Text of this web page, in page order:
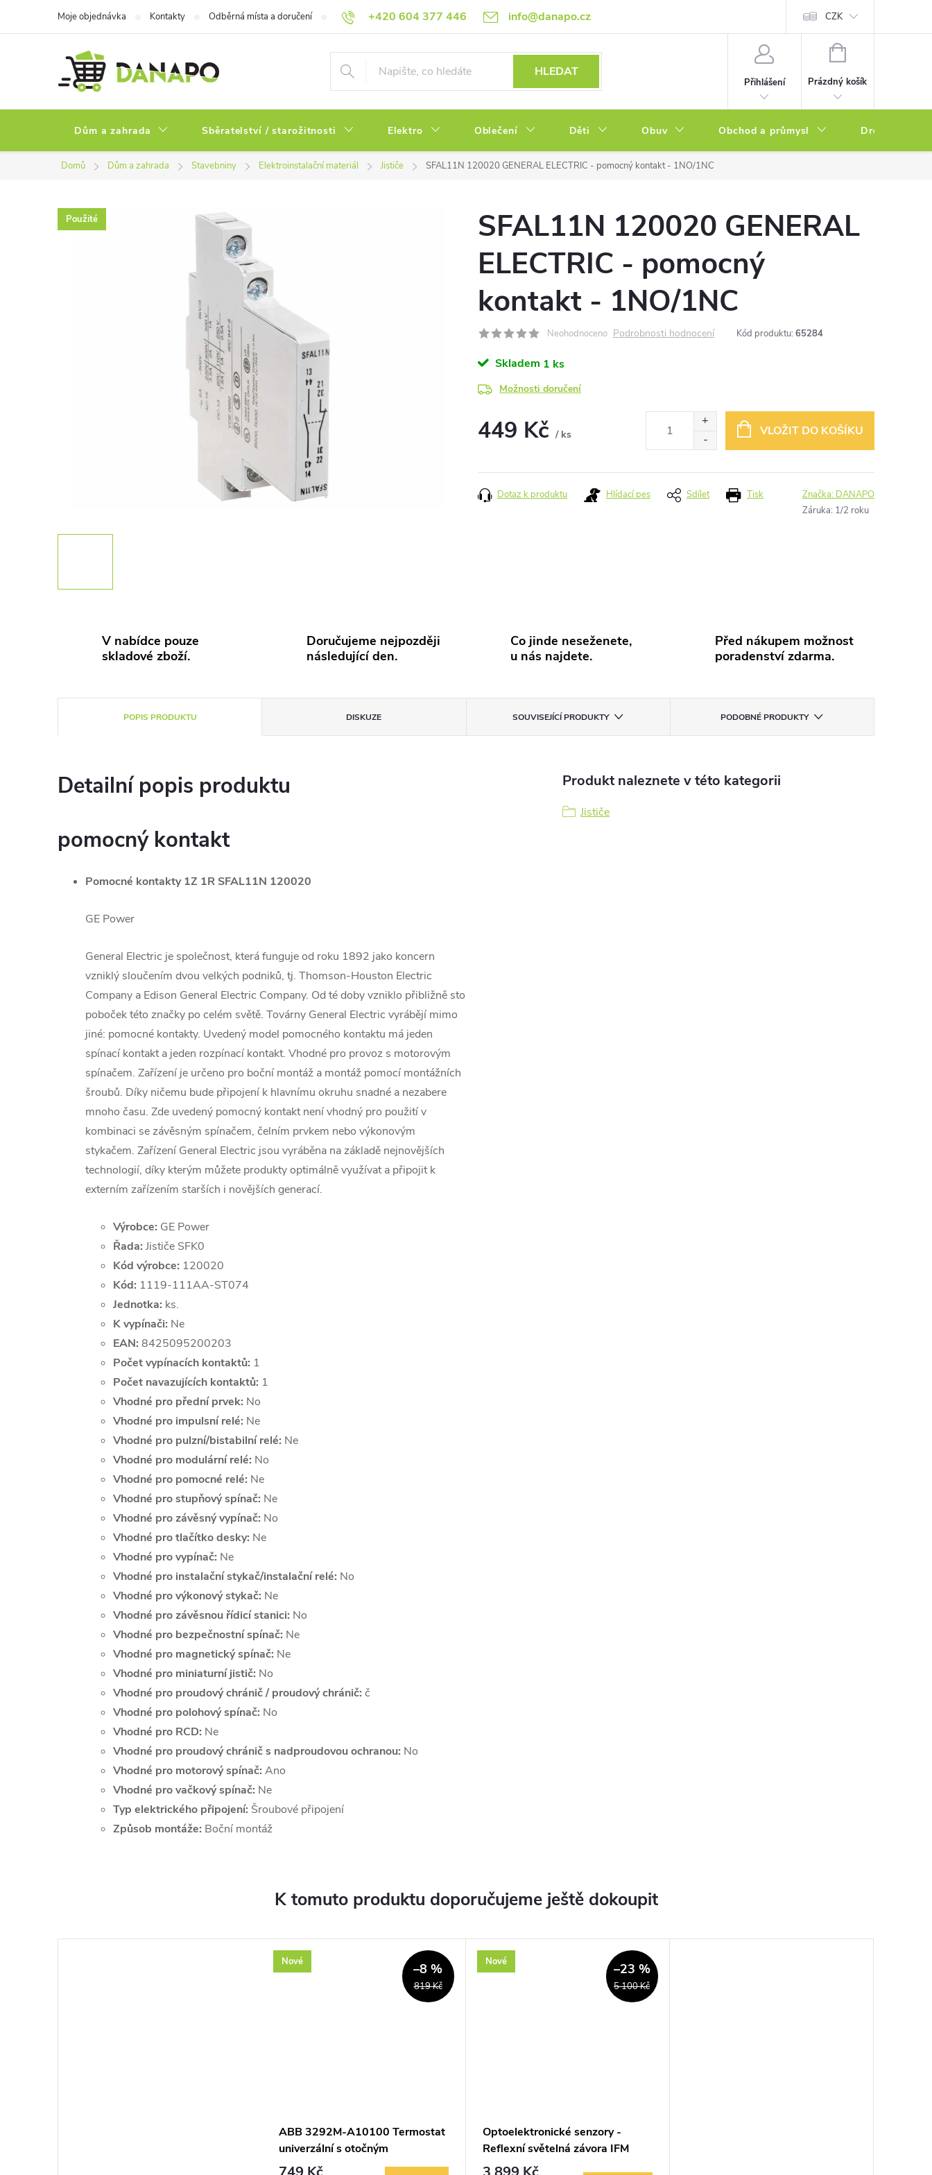
+420 604 377 446 info@danapo.cz
Moje objednávka Kontakty Odběrná místa a doručení Hodnocení obchodu Obchodní podmínky Reklamace a výměna zboží Podmínky ochrany osobních údajů Soubory cookies
CZK
HLEDAT
Přihlášení
NÁKUPNÍ
Prázdný košík
Dům a zahrada Sběratelství / starožitnosti Elektro Oblečení Děti Obuv Obchod a průmysl Drogerie
Domů Dům a zahrada Stavebniny Elektroinstalační materiál Jističe SFAL11N 120020 GENERAL ELECTRIC - pomocný kontakt - 1NO/1NC
Použité
SFAL11N 120020 GENERAL
ELECTRIC - pomocný
kontakt - 1NO/1NC
Neohodnoceno Podrobnosti hodnocení Kód produktu: 65284
Skladem 1 ks
Možnosti doručení
449 Kč / ks
VLOŽIT DO KOŠÍKU
Tisk
Dotaz k produktu Hlídací pes Sdílet Značka: DANAPO
Záruka: 1/2 roku
V nabídce pouze
skladové zboží.
Doručujeme nejpozději
následující den.
Co jinde neseženete,
u nás najdete.
Před nákupem možnost
poradenství zdarma.
POPIS PRODUKTU DISKUZE SOUVISEJÍCÍ PRODUKTY PODOBNÉ PRODUKTY
Detailní popis produktu
pomocný kontakt
Pomocné kontakty 1Z 1R SFAL11N 120020
GE Power
General Electric je společnost, která funguje od roku 1892 jako koncern
vzniklý sloučením dvou velkých podniků, tj. Thomson-Houston Electric
Company a Edison General Electric Company. Od té doby vzniklo přibližně sto
poboček této značky po celém světě. Továrny General Electric vyrábějí mimo
jiné: pomocné kontakty. Uvedený model pomocného kontaktu má jeden
spínací kontakt a jeden rozpínací kontakt. Vhodné pro provoz s motorovým
spínačem. Zařízení je určeno pro boční montáž a montáž pomocí montážních
šroubů. Díky ničemu bude připojení k hlavnímu okruhu snadné a nezabere
mnoho času. Zde uvedený pomocný kontakt není vhodný pro použití v
kombinaci se závěsným spínačem, čelním prvkem nebo výkonovým
stykačem. Zařízení General Electric jsou vyráběna na základě nejnovějších
technologií, díky kterým můžete produkty optimálně využívat a připojit k
externím zařízením starších i novějších generací.
Výrobce: GE Power
Řada: Jističe SFK0
Kód výrobce: 120020
Kód: 1119-111AA-ST074
Jednotka: ks.
K vypínači: Ne
EAN: 8425095200203
Počet vypínacích kontaktů: 1
Počet navazujících kontaktů: 1
Vhodné pro přední prvek: No
Vhodné pro impulsní relé: Ne
Vhodné pro pulzní/bistabilní relé: Ne
Vhodné pro modulární relé: No
Vhodné pro pomocné relé: Ne
Vhodné pro stupňový spínač: Ne
Vhodné pro závěsný vypínač: No
Vhodné pro tlačítko desky: Ne
Vhodné pro vypínač: Ne
Vhodné pro instalační stykač/instalační relé: No
Vhodné pro výkonový stykač: Ne
Vhodné pro závěsnou řídicí stanici: No
Vhodné pro bezpečnostní spínač: Ne
Vhodné pro magnetický spínač: Ne
Vhodné pro miniaturní jistič: No
Vhodné pro proudový chránič / proudový chránič: č
Vhodné pro polohový spínač: No
Vhodné pro RCD: Ne
Vhodné pro proudový chránič s nadproudovou ochranou: No
Vhodné pro motorový spínač: Ano
Vhodné pro vačkový spínač: Ne
Typ elektrického připojení: Šroubové připojení
Způsob montáže: Boční montáž
Produkt naleznete v této kategorii
Jističe
K tomuto produktu doporučujeme ještě dokoupit
Nové
819 Kč
–8 %
ABB 3292M-A10100 Termostat
univerzální s otočným
nastavením teploty (ovl.
Nové
5 100 Kč
–23 %
Optoelektronické senzory -
Reflexní světelná závora IFM
OU5070